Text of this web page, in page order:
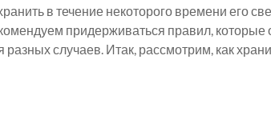
в течение некоторого времени его
придерживаться правил,
разных случаев. Итак, рассмотрим, как